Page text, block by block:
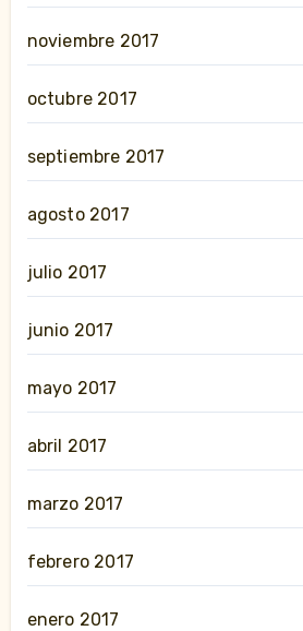
noviembre 2017
octubre 2017
septiembre 2017
agosto 2017
julio 2017
junio 2017
mayo 2017
abril 2017
marzo 2017
febrero 2017
enero 2017